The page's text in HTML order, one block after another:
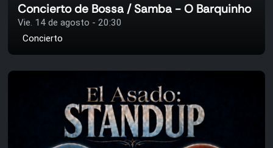
Concierto de Bossa / Samba - O Barquinho
Vie. 14 de agosto - 20:30
Concierto